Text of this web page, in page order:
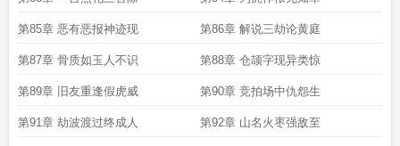
第85章 恶有恶报神迹现 第86章 解说三劫论黄庭
第87章 骨质如玉人不识 第88章 仓颉字现异类惊
第89章 旧友重逢假虎威 第90章 竞拍场中仇怨生
第91章 劫波渡过终成人 第92章 山名火枣强敌至